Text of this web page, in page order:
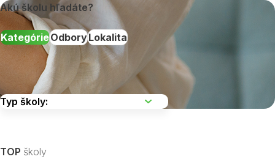
Akú školu hľadáte?
KategórieOdboryLokalita
TOP školy